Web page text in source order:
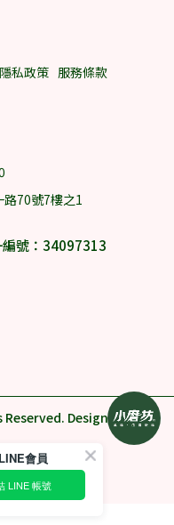
隱私政策 服務條款
70號7樓之1
號：34097313
Designed by
會員
LINE 帳號